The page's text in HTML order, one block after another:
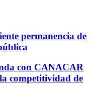
permanencia de
con CANACAR
competitividad de